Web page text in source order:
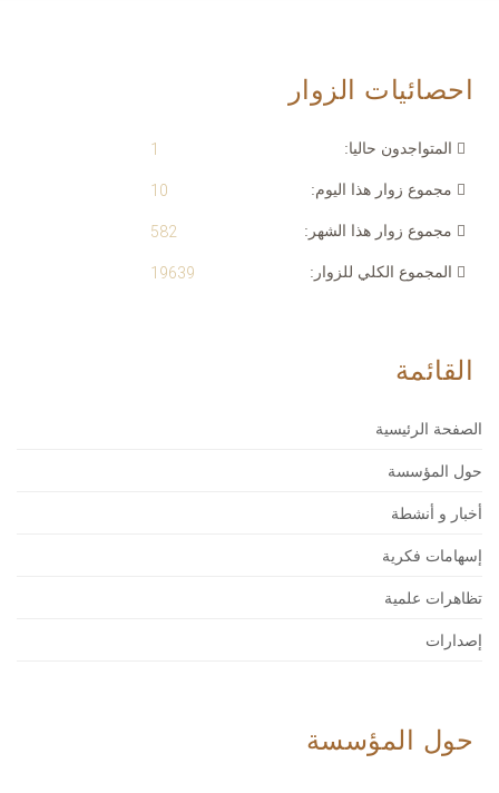
احصائيات الزوار
المتواجدون حاليا: 1
مجموع زوار هذا اليوم: 10
مجموع زوار هذا الشهر: 582
المجموع الكلي للزوار: 19639
القائمة
الصفحة الرئيسية
حول المؤسسة
أخبار و أنشطة
إسهامات فكرية
تظاهرات علمية
إصدارات
حول المؤسسة